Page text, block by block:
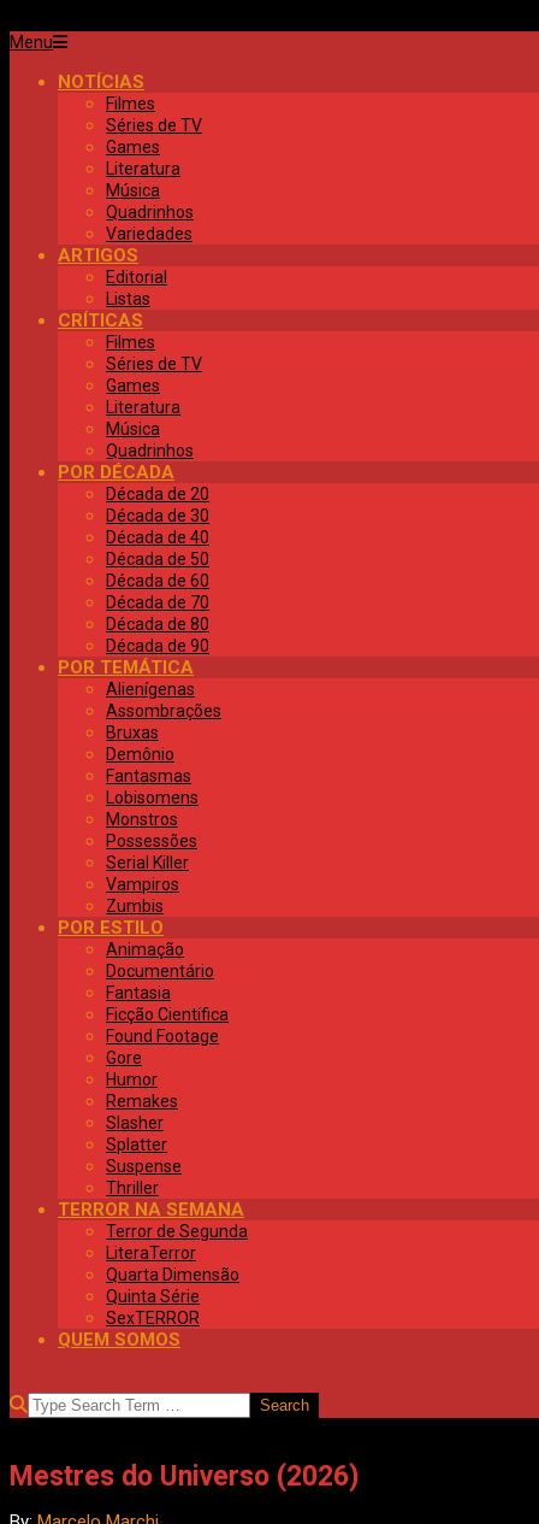
Primary
Menu
Menu
NOTÍCIAS
Filmes
Séries de TV
Games
Literatura
Música
Quadrinhos
Variedades
ARTIGOS
Editorial
Listas
CRÍTICAS
Filmes
Séries de TV
Games
Literatura
Música
Quadrinhos
POR DÉCADA
Década de 20
Década de 30
Década de 40
Década de 50
Década de 60
Década de 70
Década de 80
Década de 90
POR TEMÁTICA
Alienígenas
Assombrações
Bruxas
Demônio
Fantasmas
Lobisomens
Monstros
Possessões
Serial Killer
Vampiros
Zumbis
POR ESTILO
Animação
Documentário
Fantasia
Ficção Científica
Found Footage
Gore
Humor
Remakes
Slasher
Splatter
Suspense
Thriller
TERROR NA SEMANA
Terror de Segunda
LiteraTerror
Quarta Dimensão
Quinta Série
SexTERROR
QUEM SOMOS
SEARCH
Mestres do Universo (2026)